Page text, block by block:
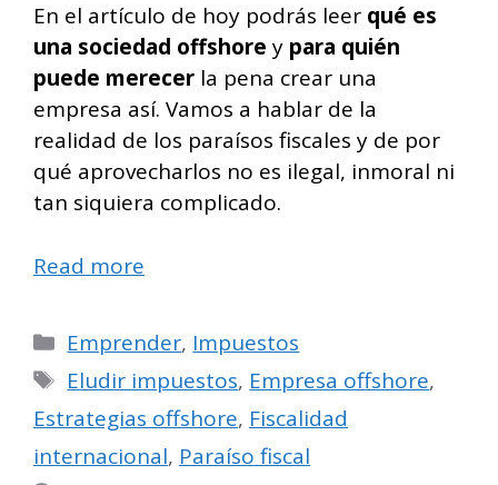
En el artículo de hoy podrás leer qué es
una sociedad offshore y para quién
puede merecer la pena crear una
empresa así. Vamos a hablar de la
realidad de los paraísos fiscales y de por
qué aprovecharlos no es ilegal, inmoral ni
tan siquiera complicado.
Read more
Categorías
Emprender, Impuestos
Etiquetas
Eludir impuestos, Empresa offshore,
Estrategias offshore, Fiscalidad
internacional, Paraíso fiscal